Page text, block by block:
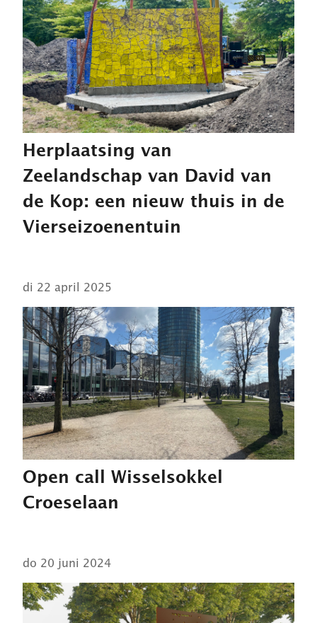
Herplaatsing van
Zeelandschap van David van
de Kop: een nieuw thuis in de
Vierseizoenentuin
di 22 april 2025
Open call Wisselsokkel
Croeselaan
do 20 juni 2024